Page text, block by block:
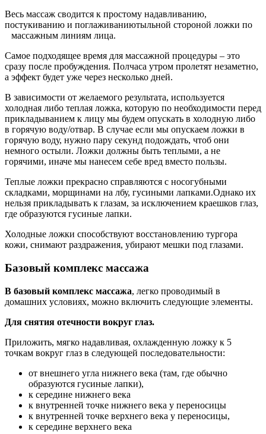
Весь массаж сводится к простому надавливанию,
постукиванию и поглаживаниютыльной стороной ложки по
массажным линиям лица.
Самое подходящее время для массажной процедуры – это
сразу после пробуждения. Полчаса утром пролетят незаметно,
а эффект будет уже через несколько дней.
В зависимости от желаемого результата, используется
холодная либо теплая ложка, которую по необходимости перед
прикладыванием к лицу мы будем опускать в холодную либо
в горячую воду/отвар. В случае если мы опускаем ложки в
горячую воду, нужно пару секунд подождать, чтоб они
немного остыли. Ложки должны быть теплыми, а не
горячими, иначе мы нанесем себе вред вместо пользы.
Теплые ложки прекрасно справляются с носогубными
складками, морщинами на лбу, гусиными лапками.Однако их
нельзя прикладывать к глазам, за исключением краешков глаз,
где образуются гусиные лапки.
Холодные ложки способствуют восстановлению тургора
кожи, снимают раздражения, убирают мешки под глазами.
Базовый комплекс массажа
В базовый комплекс массажа, легко проводимый в
домашних условиях, можно включить следующие элементы.
Для снятия отечности вокруг глаз.
Приложить, мягко надавливая, охлажденную ложку к 5
точкам вокруг глаз в следующей последовательности:
от внешнего угла нижнего века (там, где обычно
образуются гусиные лапки),
к середине нижнего века
к внутренней точке нижнего века у переносицы
к внутренней точке верхнего века у переносицы,
к середине верхнего века